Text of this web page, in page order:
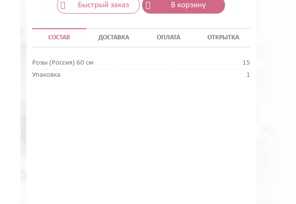
Быстрый заказ В корзину
СОСТАВ ДОСТАВКА ОПЛАТА ОТКРЫТКА
Розы (Россия) 60 см
15
Упаковка
1